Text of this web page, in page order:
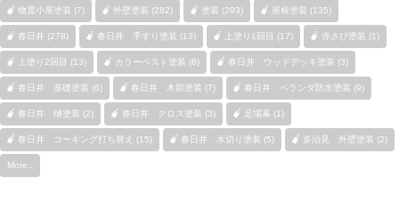
物置小屋塗装 (7) 外壁塗装 (282) 塗装 (293) 屋根塗装 (135)
春日井 (278) 春日井 手すり塗装 (13) 上塗り1回目 (17) 赤さび塗装 (1)
上塗り2回目 (13) カラーベスト塗装 (8) 春日井 ウッドデッキ塗装 (3)
春日井 基礎塗装 (6) 春日井 木部塗装 (7) 春日井 ベランダ防水塗装 (9)
春日井 樋塗装 (2) 春日井 クロス塗装 (3) 足場幕 (1)
春日井 コーキング打ち替え (15) 春日井 水切り塗装 (5) 多治見 外壁塗装 (2)
More..